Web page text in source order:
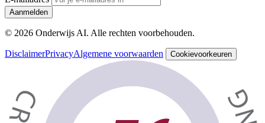
Aanmelden
© 2026 Onderwijs AI. Alle rechten voorbehouden.
DisclaimerPrivacyAlgemene voorwaarden Cookievoorkeuren